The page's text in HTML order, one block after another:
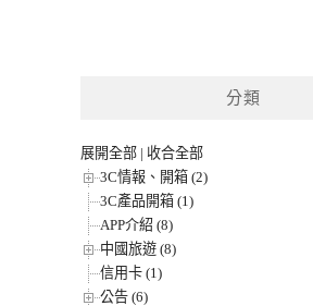
分類
展開全部 | 收合全部
3C情報、開箱 (2)
3C產品開箱 (1)
APP介紹 (8)
中國旅遊 (8)
信用卡 (1)
公告 (6)